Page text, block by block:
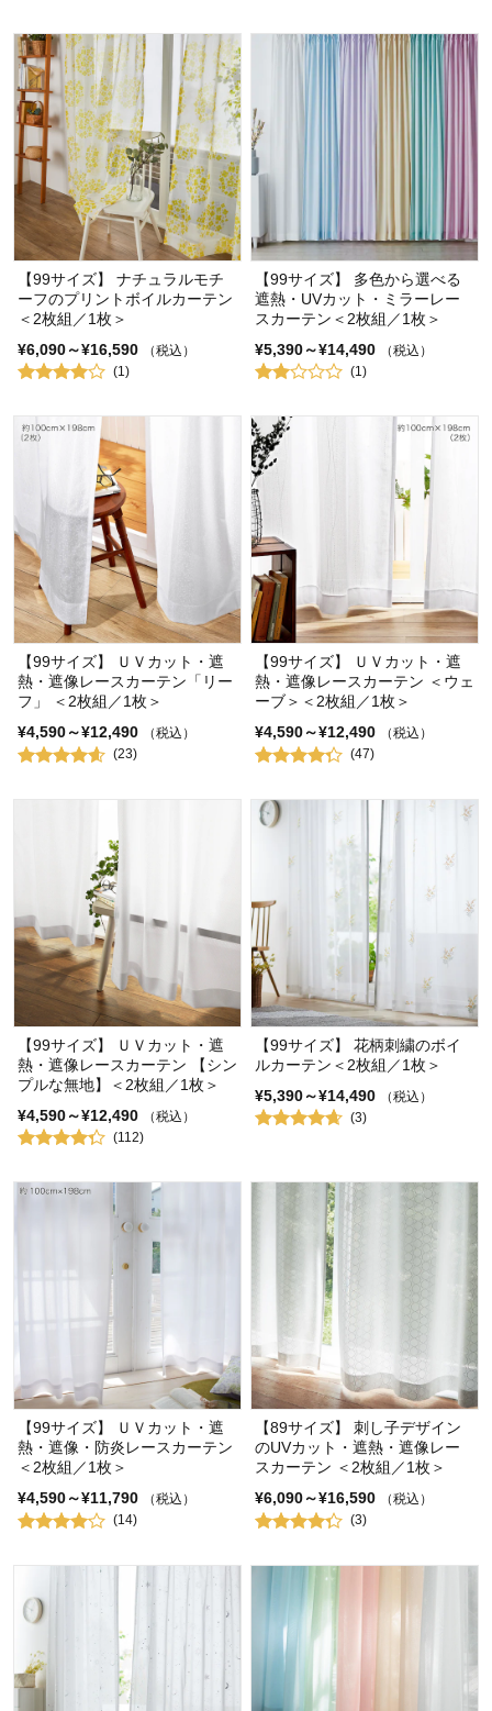
【99サイズ】 ナチュラルモチ
ーフのプリントボイルカーテン
＜2枚組／1枚＞
¥6,090～¥16,590
（税込）
(1)
【99サイズ】 多色から選べる
遮熱・UVカット・ミラーレー
スカーテン＜2枚組／1枚＞
¥5,390～¥14,490
（税込）
(1)
【99サイズ】 ＵＶカット・遮
熱・遮像レースカーテン「リー
フ」 ＜2枚組／1枚＞
¥4,590～¥12,490
（税込）
(23)
【99サイズ】 ＵＶカット・遮
熱・遮像レースカーテン ＜ウェ
ーブ＞＜2枚組／1枚＞
¥4,590～¥12,490
（税込）
(47)
【99サイズ】 ＵＶカット・遮
熱・遮像レースカーテン 【シン
プルな無地】＜2枚組／1枚＞
¥4,590～¥12,490
（税込）
(112)
【99サイズ】 花柄刺繍のボイ
ルカーテン＜2枚組／1枚＞
¥5,390～¥14,490
（税込）
(3)
【99サイズ】 ＵＶカット・遮
熱・遮像・防炎レースカーテン
＜2枚組／1枚＞
¥4,590～¥11,790
（税込）
(14)
【89サイズ】 刺し子デザイン
のUVカット・遮熱・遮像レー
スカーテン ＜2枚組／1枚＞
¥6,090～¥16,590
（税込）
(3)